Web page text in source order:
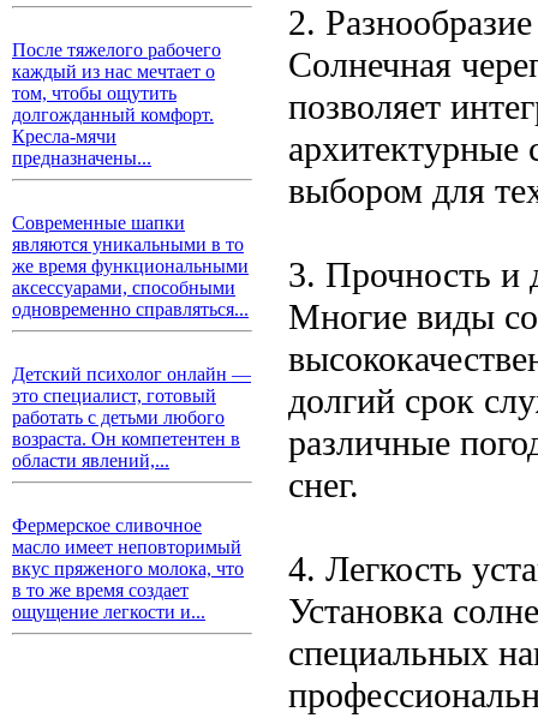
После тяжелого рабочего
каждый из нас мечтает о
том, чтобы ощутить
долгожданный комфорт.
Кресла-мячи
предназначены...
Современные шапки
являются уникальными в то
же время функциональными
аксессуарами, способными
одновременно справляться...
Детский психолог онлайн —
это специалист, готовый
работать с детьми любого
возраста. Он компетентен в
области явлений,...
Фермерское сливочное
масло имеет неповторимый
вкус пряженого молока, что
в то же время создает
ощущение легкости и...
2.
Солнечная
позволяет
архитектурные
выбором для
3. Прочность и
Многие виды
долгий срок
различные
снег.
4. Легкость
Установка
специальных